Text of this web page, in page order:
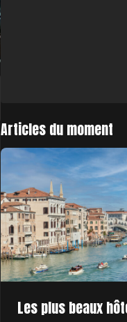
Articles du moment
Les plus beaux